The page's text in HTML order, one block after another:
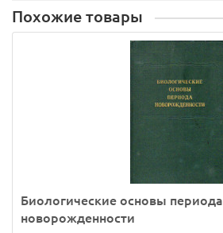
Похожие товары
Биологические основы периода
новорожденности